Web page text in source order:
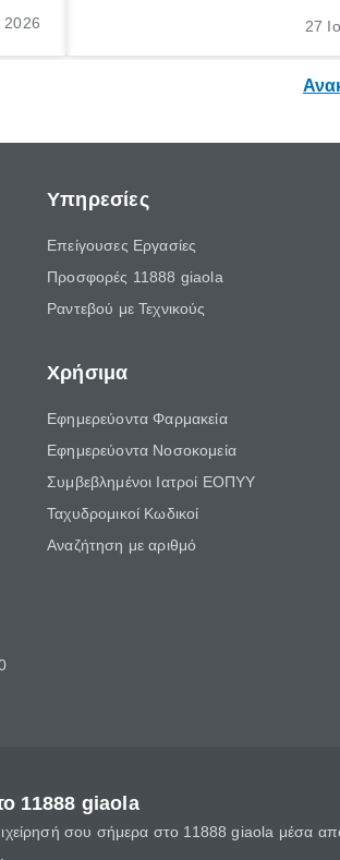
2026
πληροφορίες για το «κνησμός τι27
Υπηρεσίες
Επείγουσες Εργασίες
Προσφορές 11888 giaola
Ραντεβού με Τεχνικούς
Χρήσιμα
Εφημερεύοντα Φαρμακεία
Εφημερεύοντα Νοσοκομεία
Συμβεβλημένοι Ιατροί ΕΟΠΥΥ
Ταχυδρομικοί Κωδικοί
Αναζήτηση με αριθμό
11888 giaola
σου σήμερα στο 11888 giaola μέσα